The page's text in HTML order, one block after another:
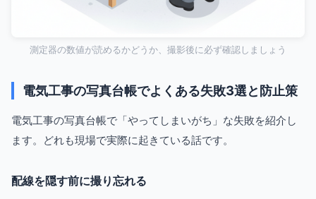
測定器の数値が読めるかどうか、撮影後に必ず確認しましょう
電気工事の写真台帳でよくある失敗3選と防止策
電気工事の写真台帳で「やってしまいがち」な失敗を紹介し
ます。どれも現場で実際に起きている話です。
配線を隠す前に撮り忘れる